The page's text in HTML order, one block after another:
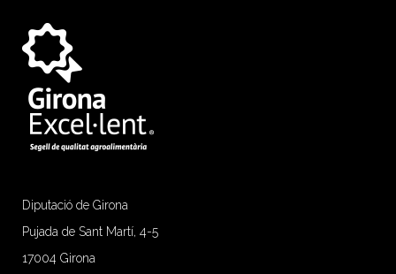
Diputació de Girona
Pujada de Sant Martí, 4-5
17004 Girona